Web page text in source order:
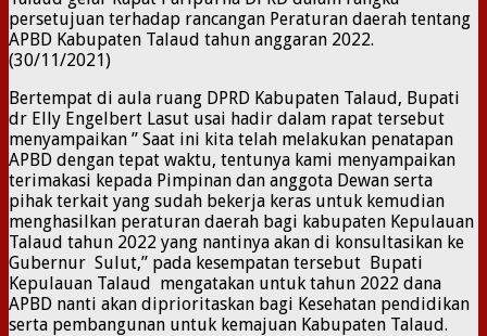
persetujuan terhadap rancangan Peraturan daerah tentang
APBD Kabupaten Talaud tahun anggaran 2022.
(30/11/2021)
Bertempat di aula ruang DPRD Kabupaten Talaud, Bupati
dr Elly Engelbert Lasut usai hadir dalam rapat tersebut
menyampaikan ” Saat ini kita telah melakukan penatapan
APBD dengan tepat waktu, tentunya kami menyampaikan
terimakasi kepada Pimpinan dan anggota Dewan serta
pihak terkait yang sudah bekerja keras untuk kemudian
menghasilkan peraturan daerah bagi kabupaten Kepulauan
Talaud tahun 2022 yang nantinya akan di konsultasikan ke
Gubernur Sulut,” pada kesempatan tersebut Bupati
Kepulauan Talaud mengatakan untuk tahun 2022 dana
APBD nanti akan diprioritaskan bagi Kesehatan pendidikan
serta pembangunan untuk kemajuan Kabupaten Talaud.